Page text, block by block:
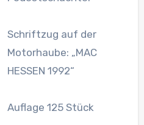
Schriftzug auf der
Motorhaube: „MAC
HESSEN 1992“
Auflage 125 Stück